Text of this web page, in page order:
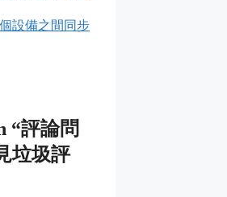
設備之間同步
“評論問
垃圾評